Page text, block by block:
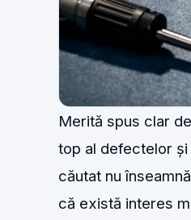
Merită spus clar
top al defectelor și
căutat nu
că există interes